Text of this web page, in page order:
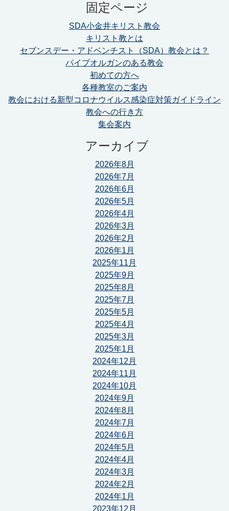
固定ページ
SDA小金井キリスト教会
キリスト教とは
セブンスデー・アドベンチスト（SDA）教会とは？
パイプオルガンのある教会
初めての方へ
各種教室のご案内
教会における新型コロナウイルス感染症対策ガイドライン
教会への行き方
集会案内
アーカイブ
2026年8月
2026年7月
2026年6月
2026年5月
2026年4月
2026年3月
2026年2月
2026年1月
2025年11月
2025年9月
2025年8月
2025年7月
2025年5月
2025年4月
2025年3月
2025年1月
2024年12月
2024年11月
2024年10月
2024年9月
2024年8月
2024年7月
2024年6月
2024年5月
2024年4月
2024年3月
2024年2月
2024年1月
2023年12月